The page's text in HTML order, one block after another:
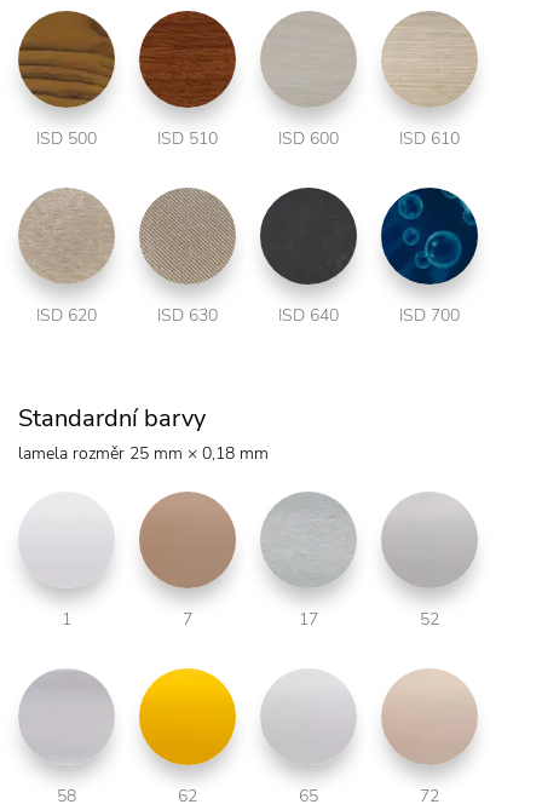
ISD 500 ISD 510 ISD 600 ISD 610
ISD 620 ISD 630 ISD 640 ISD 700
Standardní barvy
lamela rozměr 25 mm × 0,18 mm
1 7 17 52
58 62 65 72